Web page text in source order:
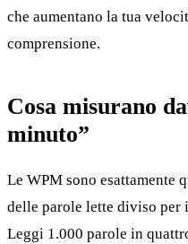
che aumentano la tua
comprensione.
Cosa misurano
minuto”
Le WPM sono esattamente
delle parole lette diviso
Leggi 1.000 parole in